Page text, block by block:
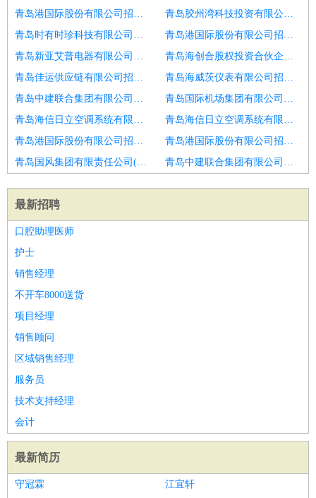
青岛港国际股份有限公司招聘连锁餐饮门店店长
青岛胶州湾科技投资有限公司招聘某知名大型连锁儿童乐园店长
青岛时有时珍科技有限公司招聘门店店长
青岛港国际股份有限公司招聘店长门店管理管理
青岛新亚艾普电器有限公司招聘招聘药店营业员和店长
青岛海创合股权投资合伙企业(有限合伙)招聘人民商场珠宝专柜招聘导购
青岛佳运供应链有限公司招聘店长
青岛海威茨仪表有限公司招聘裱花师
青岛中建联合集团有限公司招聘连锁酒店店长
青岛国际机场集团有限公司招聘营销储干
青岛海信日立空调系统有限公司招聘连锁店高薪聘顾问
青岛海信日立空调系统有限公司招聘店长美体师学徒
青岛港国际股份有限公司招聘店长
青岛港国际股份有限公司招聘酒店店长
青岛国风集团有限责任公司(原青岛市医药总公司)招聘母婴店长
青岛中建联合集团有限公司招聘盒马营运副店
最新招聘
口腔助理医师
护士
销售经理
不开车8000送货
项目经理
销售顾问
区域销售经理
服务员
技术支持经理
会计
最新简历
守冠霖 江宜轩